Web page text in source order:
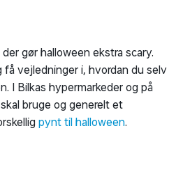
gør halloween ekstra scary.
få vejledninger i, hvordan du selv
I Bilkas hypermarkeder og på
bruge og generelt et
pynt til halloween.